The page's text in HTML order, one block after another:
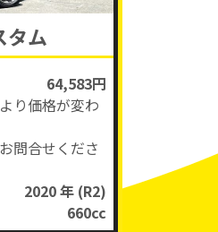
タム
64,583円
り価格が変わ
問合せくださ
2020 年 (R2)
660cc